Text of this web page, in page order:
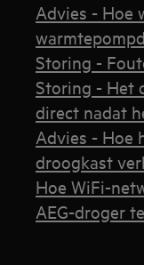
Advies - Hoe
Storing -
Storing - Het
direct nadat
Advies - Hoe
droogkast
Hoe WiFi-
AEG-droger